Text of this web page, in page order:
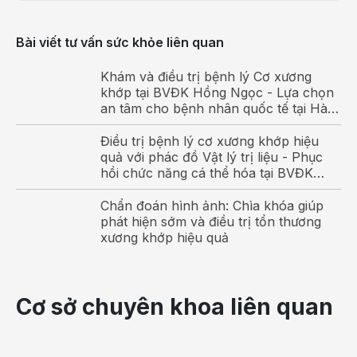
Những người làm công việc nặng nhọc
xuyên nâng, đẩy hoặc kéo sai tư thế, quá sức; dẫn
đến co thắt cơ, chấn thương cột sống (đặc biệt
những tư thế không đúng như cúi lưng khi xách nặng
làm tăng thêm sức nặng không cần thiết lên cột
sống), dẫn đến cơn đau ở vùng thắt lưng.
Nhân viên văn phòng:Ngồi sai tư thế hoặc ngồi quá
lâu trong thời gian dài gây áp lực đè lên các đốt
sống, dễ dẫn đến đau lưng mãn tính.
Người thường xuyên rơi vào trạng thái lo lắng, trầm
Những người có thành viên trong gia đình bị đau
Bài viết tư vấn sức khỏe liên quan
Khám và điều trị bệnh lý Cơ xương
khớp tại BVĐK Hồng Ngọc - Lựa chọn
an tâm cho bệnh nhân quốc tế tại Hà
Nội
Điều trị bệnh lý cơ xương khớp hiệu
quả với phác đồ Vật lý trị liệu - Phục
hồi chức năng cá thể hóa tại BVĐK
Hồng Ngọc
Chẩn đoán hình ảnh: Chìa khóa giúp
phát hiện sớm và điều trị tổn thương
xương khớp hiệu quả
Cơ sở chuyên khoa liên quan